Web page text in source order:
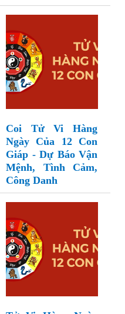
Coi Tử Vi Hàng
Ngày Của 12 Con
Giáp - Dự Báo Vận
Mệnh, Tình Cảm,
Công Danh